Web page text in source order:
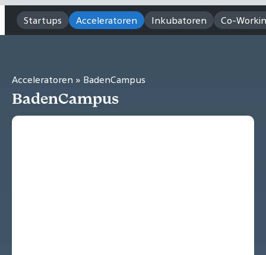
Startups Acceleratoren Inkubatoren Co-
Acceleratoren » BadenCampus
BadenCampus